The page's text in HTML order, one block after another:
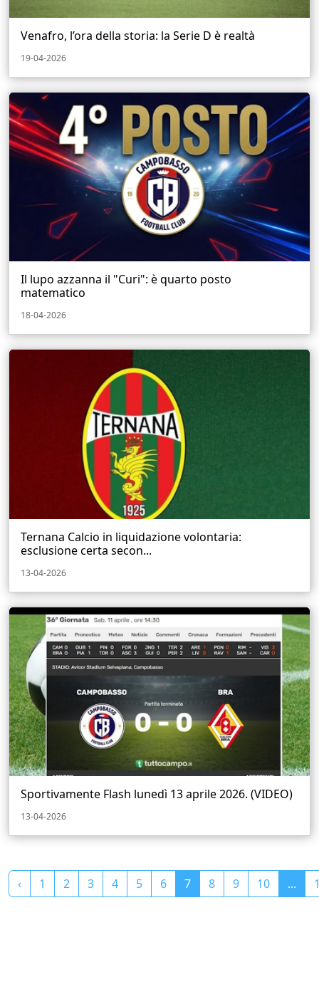
Venafro, l’ora della storia: la Serie D è realtà
19-04-2026
Il lupo azzanna il "Curi": è quarto posto
matematico
18-04-2026
Ternana Calcio in liquidazione volontaria:
esclusione certa secon...
13-04-2026
Sportivamente Flash lunedì 13 aprile 2026. (VIDEO)
13-04-2026
‹ 1 2 3 4 5 6 7 8 9 10 ...